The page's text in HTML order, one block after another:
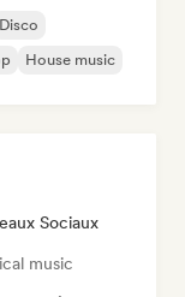
Disco
House music
Sociaux
music